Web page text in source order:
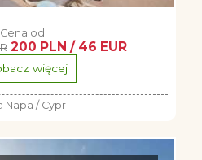
Cena od:
200 PLN / 46 EUR
więcej
Napa / Cypr